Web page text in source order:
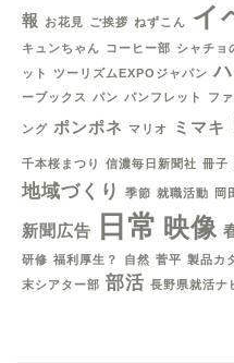
報 お花見 ご挨拶 ねずこん イ
キュンちゃん コーヒー部 シャチョ
ット
ツーリズムEXPOジャパン
ーブックス パン パンフレット フ
ング ポンポネ マリオ ミマキ
千本桜まつり 信濃毎日新聞社 冊子
地域づくり 季節 就職活動 岡
新聞広告 日常 映像
研修 福利厚生？ 自然 菅平 製品カ
末シアター部 部活 長野県就活ナ